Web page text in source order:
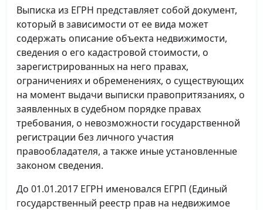
Выписка из ЕГРН представляет собой документ,
который в зависимости от ее вида может
содержать описание объекта недвижимости,
сведения о его кадастровой стоимости, о
зарегистрированных на него правах,
ограничениях и обременениях, о существующих
на момент выдачи выписки правопритязаниях, о
заявленных в судебном порядке правах
требования, о невозможности государственной
регистрации без личного участия
правообладателя, а также иные установленные
законом сведения.
До 01.01.2017 ЕГРН именовался ЕГРП (Единый
государственный реестр прав на недвижимое